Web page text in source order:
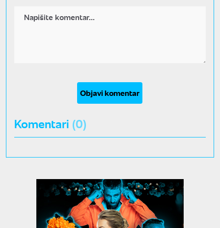
Objavi komentar
Komentari (0)